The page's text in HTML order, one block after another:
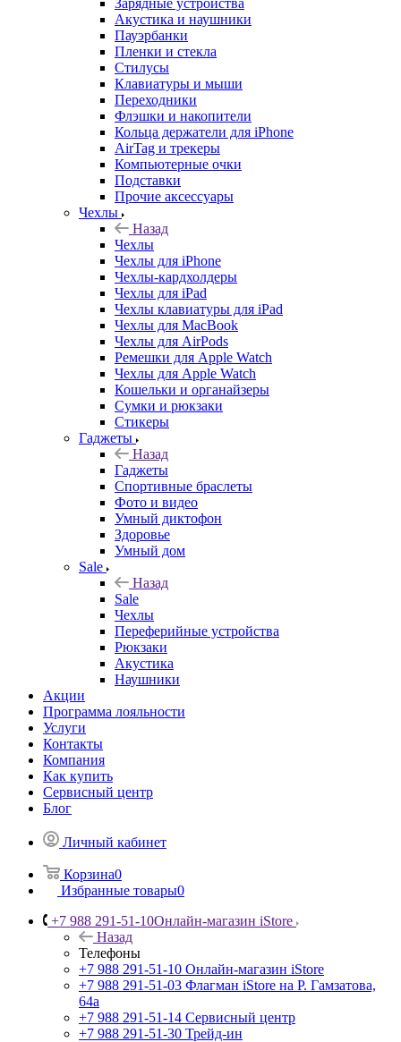
Зарядные устройства
Акустика и наушники
Пауэрбанки
Пленки и стекла
Стилусы
Клавиатуры и мыши
Переходники
Флэшки и накопители
Кольца держатели для iPhone
AirTag и трекеры
Компьютерные очки
Подставки
Прочие аксессуары
Чехлы
Назад
Чехлы
Чехлы для iPhone
Чехлы-кардхолдеры
Чехлы для iPad
Чехлы клавиатуры для iPad
Чехлы для MacBook
Чехлы для AirPods
Ремешки для Apple Watch
Чехлы для Apple Watch
Кошельки и органайзеры
Сумки и рюкзаки
Стикеры
Гаджеты
Назад
Гаджеты
Спортивные браслеты
Фото и видео
Умный диктофон
Здоровье
Умный дом
Sale
Назад
Sale
Чехлы
Переферийные устройства
Рюкзаки
Акустика
Наушники
Акции
Программа лояльности
Услуги
Контакты
Компания
Как купить
Сервисный центр
Блог
Личный кабинет
Корзина0
Избранные товары0
+7 988 291-51-10Онлайн-магазин iStore
Назад
Телефоны
+7 988 291-51-10 Онлайн-магазин iStore
+7 988 291-51-03 Флагман iStore на Р. Гамзатова,
64а
+7 988 291-51-14 Сервисный центр
+7 988 291-51-30 Трейд-ин